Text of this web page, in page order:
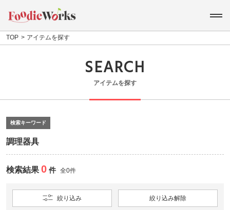
TOP アイテムを探す
SEARCH
アイテムを探す
検索キーワード
調理器具
検索結果 0 件 全0件
絞り込み 絞り込み解除